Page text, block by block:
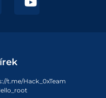
t.me/Hack_0xTeam